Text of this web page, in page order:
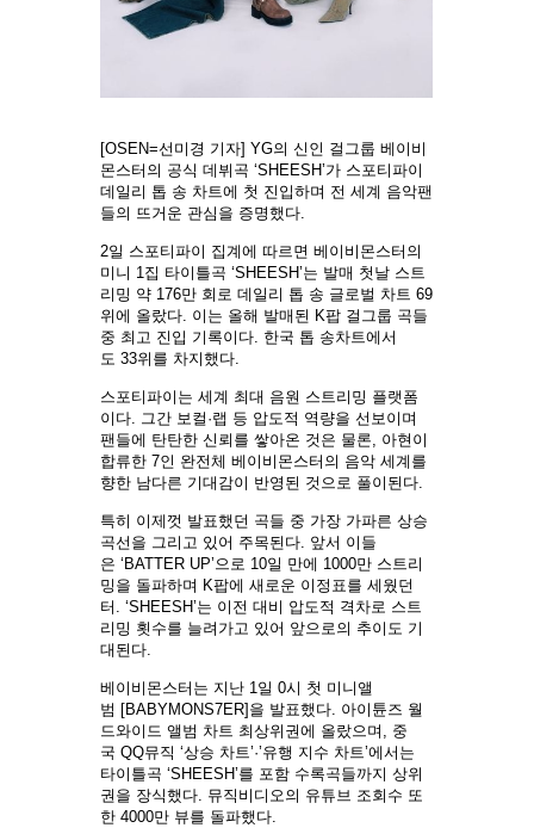
[OSEN=선미경 기자] YG의 신인 걸그룹 베이비
몬스터의 공식 데뷔곡 ‘SHEESH’가 스포티파이
데일리 톱 송 차트에 첫 진입하며 전 세계 음악팬
들의 뜨거운 관심을 증명했다.
2일 스포티파이 집계에 따르면 베이비몬스터의
미니 1집 타이틀곡 ‘SHEESH’는 발매 첫날 스트
리밍 약 176만 회로 데일리 톱 송 글로벌 차트 69
위에 올랐다. 이는 올해 발매된 K팝 걸그룹 곡들
중 최고 진입 기록이다. 한국 톱 송차트에서
도 33위를 차지했다.
스포티파이는 세계 최대 음원 스트리밍 플랫폼
이다. 그간 보컬·랩 등 압도적 역량을 선보이며
팬들에 탄탄한 신뢰를 쌓아온 것은 물론, 아현이
합류한 7인 완전체 베이비몬스터의 음악 세계를
향한 남다른 기대감이 반영된 것으로 풀이된다.
특히 이제껏 발표했던 곡들 중 가장 가파른 상승
곡선을 그리고 있어 주목된다. 앞서 이들
은 ‘BATTER UP’으로 10일 만에 1000만 스트리
밍을 돌파하며 K팝에 새로운 이정표를 세웠던
터. ‘SHEESH’는 이전 대비 압도적 격차로 스트
리밍 횟수를 늘려가고 있어 앞으로의 추이도 기
대된다.
베이비몬스터는 지난 1일 0시 첫 미니앨
범 [BABYMONS7ER]을 발표했다. 아이튠즈 월
드와이드 앨범 차트 최상위권에 올랐으며, 중
국 QQ뮤직 ‘상승 차트’·’유행 지수 차트’에서는
타이틀곡 ‘SHEESH’를 포함 수록곡들까지 상위
권을 장식했다. 뮤직비디오의 유튜브 조회수 또
한 4000만 뷰를 돌파했다.